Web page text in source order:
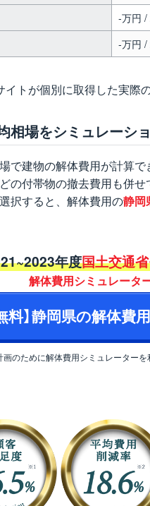
-万円 /
-万円 /
トが個別に取得した実際
相場をシミュレーシ
で建物の解体費用が計算で
の付帯物の撤去費用も併せ
択すると、解体費用の静岡
年度国土交通
解体費用シミュレータ
料】静岡県の解体費
のために解体費用シミュレーターを